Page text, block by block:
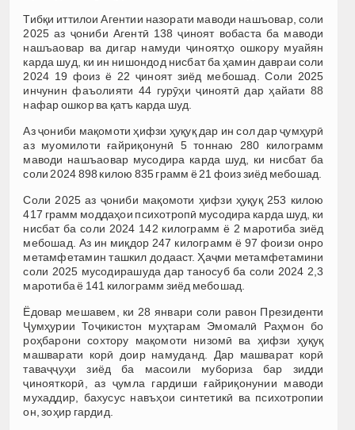
Тибқи иттилои Агентии назорати маводи нашъовар, соли
2025 аз ҷониби Агентӣ 138 ҷиноят вобаста ба маводи
нашъаовар ва дигар намуди ҷиноятҳо ошкору муайян
карда шуд, ки ин нишондод нисбат ба ҳамин давраи соли
2024 19 фоиз ё 22 ҷиноят зиёд мебошад. Соли 2025
инчунин фаъолияти 44 гурӯҳи ҷиноятӣ дар ҳайати 88
нафар ошкор ва қатъ карда шуд.
Аз ҷониби мақомоти ҳифзи ҳуқуқ дар ин сол дар ҷумҳурӣ
аз муомилоти ғайриқонунӣ 5 тоннаю 280 килограмм
маводи нашъаовар мусодира карда шуд, ки нисбат ба
соли 2024 898 килою 835 грамм ё 21 фоиз зиёд мебошад.
Соли 2025 аз ҷониби мақомоти ҳифзи ҳуқуқ 253 килою
417 грамм моддаҳои психотропӣ мусодира карда шуд, ки
нисбат ба соли 2024 142 килограмм ё 2 маротиба зиёд
мебошад. Аз ин миқдор 247 килограмм ё 97 фоизи онро
метамфетамин ташкил додааст. Ҳаҷми метамфетамини
соли 2025 мусодирашуда дар таносуб ба соли 2024 2,3
маротиба ё 141 килограмм зиёд мебошад.
Ёдовар мешавем, ки 28 январи соли равон Президенти
Ҷумҳурии Тоҷикистон муҳтарам Эмомалӣ Раҳмон бо
роҳбарони сохтору мақомоти низомӣ ва ҳифзи ҳуқуқ
машварати корӣ доир намуданд. Дар машварат корӣ
таваҷҷуҳи зиёд ба масоили мубориза бар зидди
ҷинояткорӣ, аз ҷумла гардиши ғайриқонунии маводи
мухаддир, бахусус навъҳои синтетикӣ ва психотропии
он, зоҳир гардид.